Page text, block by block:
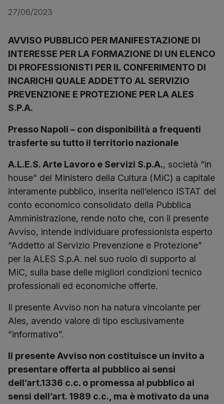
27/06/2023
AVVISO PUBBLICO PER MANIFESTAZIONE DI
INTERESSE PER LA FORMAZIONE DI UN ELENCO
DI PROFESSIONISTI PER IL CONFERIMENTO DI
INCARICHI QUALE ADDETTO AL SERVIZIO
PREVENZIONE E PROTEZIONE PER LA ALES
S.P.A.
Presso Napoli – con disponibilità a frequenti
trasferte su tutto il territorio nazionale
A.L.E.S. Arte Lavoro e Servizi S.p.A., società “in
house” del Ministero della Cultura (MiC) a capitale
interamente pubblico, inserita nell’elenco ISTAT del
conto economico consolidato della Pubblica
Amministrazione, rende noto che, con il presente
Avviso, intende individuare professionista esperto
“Addetto al Servizio Prevenzione e Protezione”
per la ALES S.p.A. nel suo ruolo di supporto al
MiC, sulla base delle migliori condizioni tecnico
professionali ed economiche offerte.
Il presente Avviso non ha natura vincolante per
Ales, avendo valore di tipo esclusivamente
“informativo”.
Il presente Avviso non costituisce un invito a
presentare offerta al pubblico ai sensi
dell’art.1336 c.c. o promessa al pubblico ai
sensi dell’art. 1989 c.c., ma è motivato da una